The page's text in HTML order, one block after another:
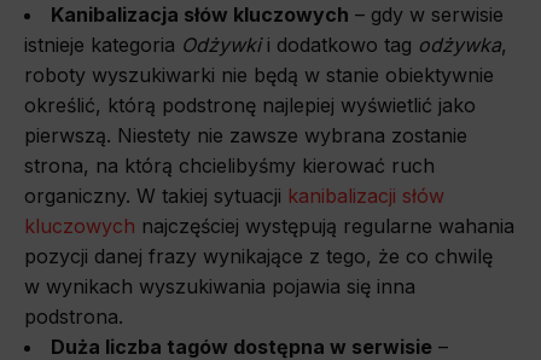
Kanibalizacja słów kluczowych – gdy w serwisie
istnieje kategoria Odżywkii dodatkowo tag odżywka,
roboty wyszukiwarki nie będą w stanie obiektywnie
określić, którą podstronę najlepiej wyświetlić jako
pierwszą. Niestety nie zawsze wybrana zostanie
strona, na którą chcielibyśmy kierować ruch
organiczny. W takiej sytuacji kanibalizacji słów
kluczowych najczęściej występują regularne wahania
pozycji danej frazy wynikające z tego, że co chwilę
w wynikach wyszukiwania pojawia się inna
podstrona.
Duża liczba tagów dostępna w serwisie –